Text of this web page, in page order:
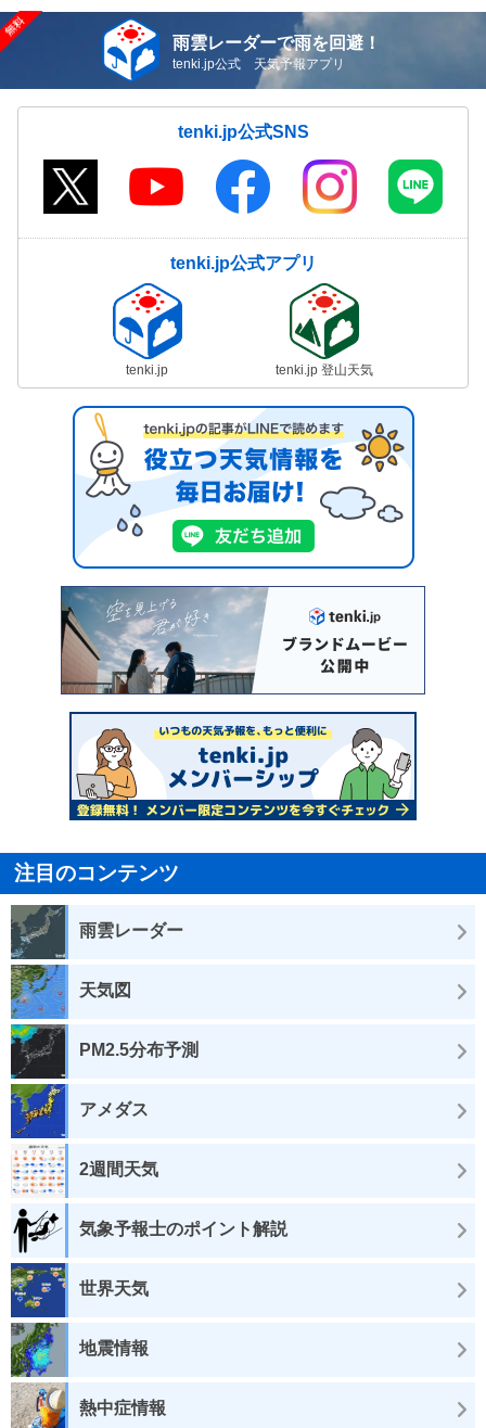
雨雲レーダーで雨を回避！
tenki.jp公式 天気予報アプリ
tenki.jp公式SNS
tenki.jp公式アプリ
tenki.jp tenki.jp 登山天気
注目のコンテンツ
雨雲レーダー
天気図
PM2.5分布予測
アメダス
2週間天気
気象予報士のポイント解説
世界天気
地震情報
熱中症情報